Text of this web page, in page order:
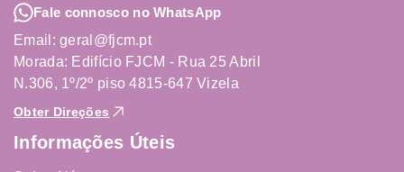
Fale connosco no WhatsApp
Email: geral@fjcm.pt
Morada: Edifício FJCM - Rua 25 Abril
N.306, 1º/2º piso 4815-647 Vizela
Obter Direções
Informações Úteis